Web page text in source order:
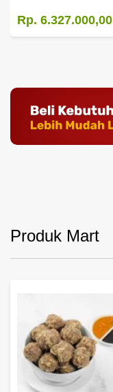
Rp. 6.327.000,00
Produk Mart